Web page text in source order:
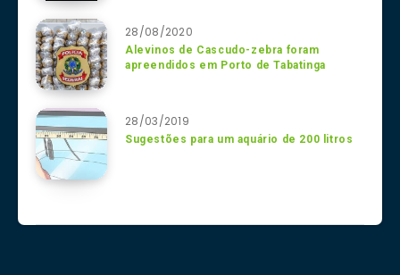
28/08/2020
Alevinos de Cascudo-zebra foram
apreendidos em Porto de Tabatinga
28/03/2019
Sugestões para um aquário de 200 litros